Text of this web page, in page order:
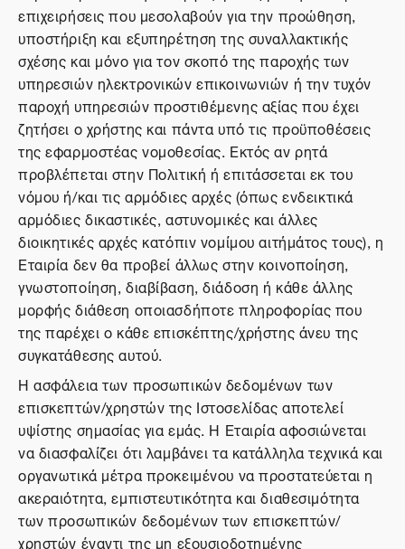
επιχειρήσεις που μεσολαβούν για την προώθηση,
υποστήριξη και εξυπηρέτηση της συναλλακτικής
σχέσης και μόνο για τον σκοπό της παροχής των
υπηρεσιών ηλεκτρονικών επικοινωνιών ή την τυχόν
παροχή υπηρεσιών προστιθέμενης αξίας που έχει
ζητήσει ο χρήστης και πάντα υπό τις προϋποθέσεις
της εφαρμοστέας νομοθεσίας. Εκτός αν ρητά
προβλέπεται στην Πολιτική ή επιτάσσεται εκ του
νόμου ή/και τις αρμόδιες αρχές (όπως ενδεικτικά
αρμόδιες δικαστικές, αστυνομικές και άλλες
διοικητικές αρχές κατόπιν νομίμου αιτήμάτος τους), η
Εταιρία δεν θα προβεί άλλως στην κοινοποίηση,
γνωστοποίηση, διαβίβαση, διάδοση ή κάθε άλλης
μορφής διάθεση οποιασδήποτε πληροφορίας που
της παρέχει ο κάθε επισκέπτης/χρήστης άνευ της
συγκατάθεσης αυτού.
Η ασφάλεια των προσωπικών δεδομένων των
επισκεπτών/χρηστών της Ιστοσελίδας αποτελεί
υψίστης σημασίας για εμάς. Η Εταιρία αφοσιώνεται
να διασφαλίζει ότι λαμβάνει τα κατάλληλα τεχνικά και
οργανωτικά μέτρα προκειμένου να προστατεύεται η
ακεραιότητα, εμπιστευτικότητα και διαθεσιμότητα
των προσωπικών δεδομένων των επισκεπτών/
χρηστών έναντι της μη εξουσιοδοτημένης